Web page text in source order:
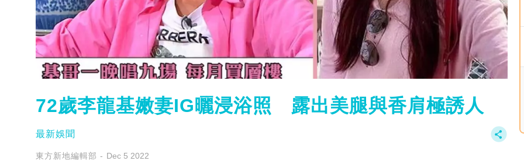
72歲李龍基嫩妻IG曬浸浴照 露出美腿與香肩極誘人
最新娛聞
東方新地編輯部 Dec 5 2022